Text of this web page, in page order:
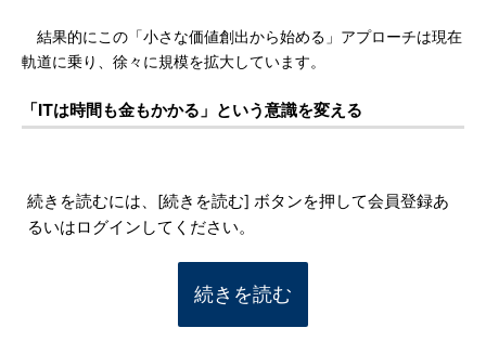
結果的にこの「小さな価値創出から始める」アプローチは現在
軌道に乗り、徐々に規模を拡大しています。
「ITは時間も金もかかる」という意識を変える
続きを読むには、[続きを読む] ボタンを押して会員登録あ
るいはログインしてください。
続きを読む